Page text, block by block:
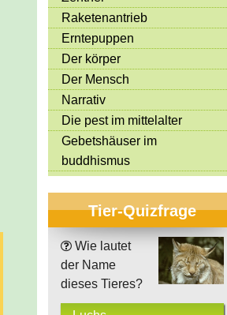
Raketenantrieb
Erntepuppen
Der körper
Der Mensch
Narrativ
Die pest im mittelalter
Gebetshäuser im
buddhismus
Tier-Quizfrage
Wie lautet
der Name
dieses Tieres?